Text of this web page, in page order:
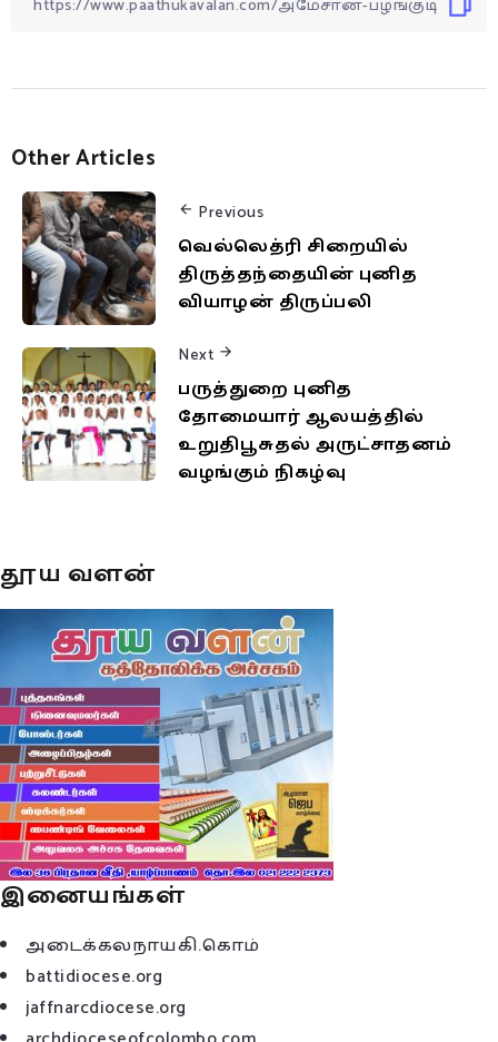
Other Articles
Previous
வெல்லெத்ரி சிறையில்
திருத்தந்தையின் புனித
வியாழன் திருப்பலி
Next
பருத்துறை புனித
தோமையார் ஆலயத்தில்
உறுதிபூசுதல் அருட்சாதனம்
வழங்கும் நிகழ்வு
தூய வளன்
இனையங்கள்
அடைக்கலநாயகி.கொம்
battidiocese.org
jaffnarcdiocese.org